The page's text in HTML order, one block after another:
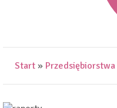
Start » Przedsiębiorstwa